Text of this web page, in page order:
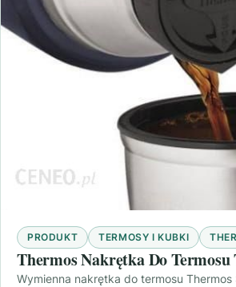
PRODUKT TERMOSY I KUBKI
Thermos Nakrętka Do Termosu
Wymienna nakrętka do termosu